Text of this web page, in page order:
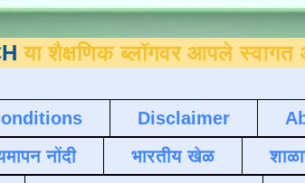
ब्लॉगवर आपले स्वागत आहे,
Disclaimer
नोंदी भारतीय खेळ